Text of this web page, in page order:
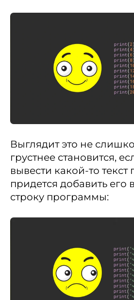
Выглядит это не
грустнее становится,
вывести какой-то
придется добавить его
строку программы: